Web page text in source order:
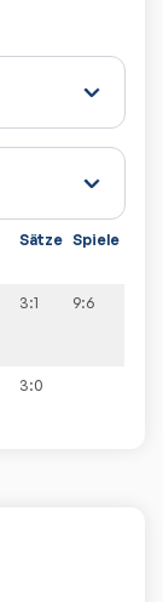
Sätze Spiele
3:1 9:6
3:0